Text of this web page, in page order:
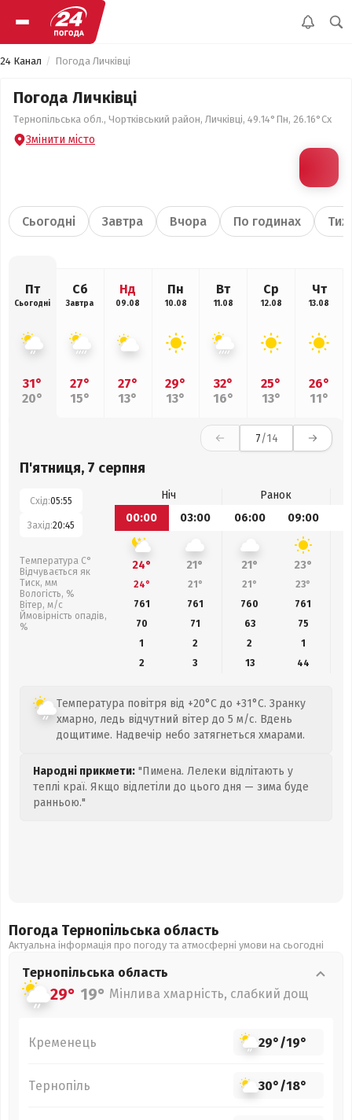
24 Канал Погода Личківці
Погода Личківці
Тернопільська обл., Чортківський район, Личківці, 49.14°Пн, 26.16°Сх
Змінити місто
Сьогодні Завтра Вчора По годинах
Пт
Сьогодні
31°
20°
Сб
Завтра
27°
15°
Нд
09.08
27°
13°
Пн
10.08
29°
13°
Вт
11.08
32°
16°
Ср
12.08
25°
13°
Чт
13.08
26°
11°
7/14
П'ятниця, 7 серпня
Схід:05:55
Захід:20:45
Температура С°
Відчувається як
Тиск, мм
Вологість, %
Вітер, м/с
Ймовірність опадів,
%
Ніч
Ранок
00:00
03:00 06:00 09:00
24° 21° 21° 23°
24° 21° 21° 23°
761
761 760 761
70
71 63 75
1
2 2
1
2
3 13 44
Температура повітря від +20°C до +31°C. Зранку
хмарно, ледь відчутний вітер до 5 м/с. Вдень
дощитиме. Надвечір небо затягнеться хмарами.
Народні прикмети: "Пимена. Лелеки відлітають у
теплі краї. Якщо відлетіли до цього дня — зима буде
ранньою."
Погода Тернопільська область
Актуальна інформація про погоду та атмосферні умови на сьогодні
Тернопільська область
29° 19° Мінлива хмарність, слабкий дощ
Кременець 29°/19°
Тернопіль 30°/18°